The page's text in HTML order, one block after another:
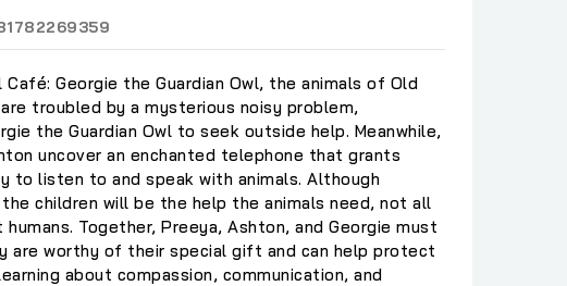
Café: Georgie the Guardian Owl, the animals of Old
are troubled by a mysterious noisy problem,
the Guardian Owl to seek outside help. Meanwhile,
uncover an enchanted telephone that grants
to listen to and speak with animals. Although
children will be the help the animals need, not all
Together, Preeya, Ashton, and Georgie must
are worthy of their special gift and can help protect
about compassion, communication, and